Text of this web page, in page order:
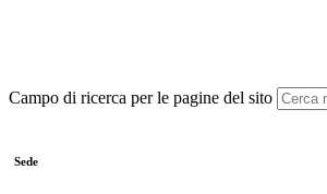
Campo di ricerca per le pagine del sito
Sede